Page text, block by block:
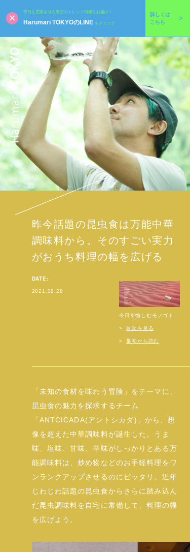
毎日を充実させる東京のトレンド情報をお届け！
Harumari TOKYOのLINE をチェック
詳しくは
こちら
昨今話題の昆虫食は万能中華
調味料から。そのすごい実力
がおうち料理の幅を広げる
DATE:
2021.08.28
今日を愉しむモノゴト
目次を見る
最初から読む
「未知の食材を味わう冒険」をテーマに、
昆虫食の魅力を探求するチーム
「ANTCICADA(アントシカダ)」から、想
像を超えた中華調味料が誕生した。うま
味、塩味、甘味、辛味がしっかりとある万
能調味料は、炒め物などのお手軽料理をワ
ンランクアップさせるのにピッタリ。近年
じわじわ話題の昆虫食からさらに踏み込ん
だ昆虫調味料を自宅に常備して、料理の幅
を広げよう。